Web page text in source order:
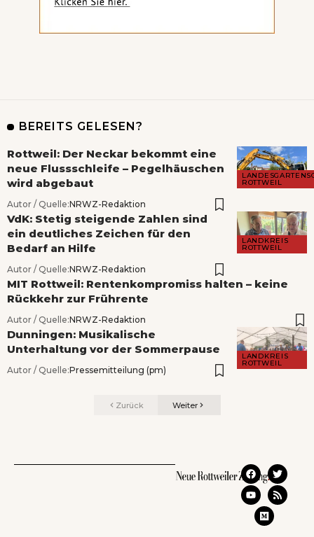
BEREITS GELESEN?
ROTTWEIL
Rottweil: Der Neckar bekommt eine
neue Flussschleife – Pegelhäuschen
wird abgebaut
Autor / Quelle:NRWZ-Redaktion
LANDKREIS
ROTTWEIL
VdK: Stetig steigende Zahlen sind
ein deutliches Zeichen für den
Bedarf an Hilfe
Autor / Quelle:NRWZ-Redaktion
MIT Rottweil: Rentenkompromiss halten – keine
Rückkehr zur Frührente
Autor / Quelle:NRWZ-Redaktion
LANDKREIS
ROTTWEIL
Dunningen: Musikalische
Unterhaltung vor der Sommerpause
Autor / Quelle:Pressemitteilung (pm)
Zurück Weiter